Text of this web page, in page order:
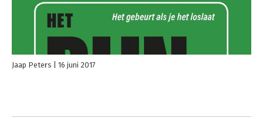
Jaap Peters 16 juni 2017